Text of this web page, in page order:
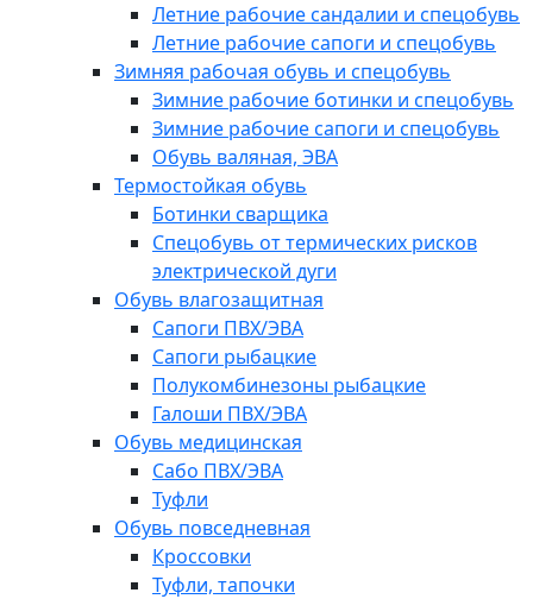
Летние рабочие сандалии и спецобувь
Летние рабочие сапоги и спецобувь
Зимняя рабочая обувь и спецобувь
Зимние рабочие ботинки и спецобувь
Зимние рабочие сапоги и спецобувь
Обувь валяная, ЭВА
Термостойкая обувь
Ботинки сварщика
Спецобувь от термических рисков
электрической дуги
Обувь влагозащитная
Сапоги ПВХ/ЭВА
Сапоги рыбацкие
Полукомбинезоны рыбацкие
Галоши ПВХ/ЭВА
Обувь медицинская
Сабо ПВХ/ЭВА
Туфли
Обувь повседневная
Кроссовки
Туфли, тапочки